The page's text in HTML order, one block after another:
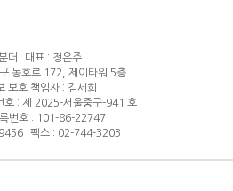
더
대표 : 정은주
동호로 172, 제이타워 5층
보호 책임자 : 김세희
호 : 제 2025-서울중구-941 호
번호 : 101-86-22747
팩스 : 02-744-3203